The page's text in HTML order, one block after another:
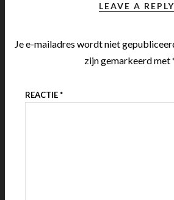
LEAVE A REPLY
Je e-mailadres wordt niet
zijn gemarkeerd met
REACTIE*